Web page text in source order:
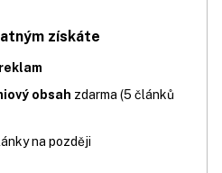
získáte
obsah zdarma (5 článků
na později